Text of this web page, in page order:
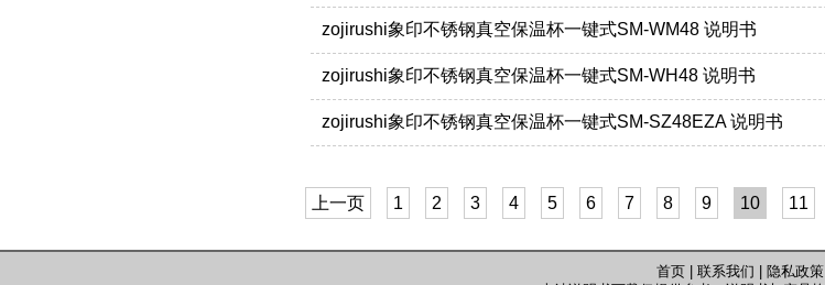
zojirushi象印不锈钢真空保温杯一键式SM-WM48 说明书
zojirushi象印不锈钢真空保温杯一键式SM-WH48 说明书
zojirushi象印不锈钢真空保温杯一键式SM-SZ48EZA 说明书
上一页 1 2 3 4 5 6 7 8 9 10 11
首页 联系我们
隐私政策